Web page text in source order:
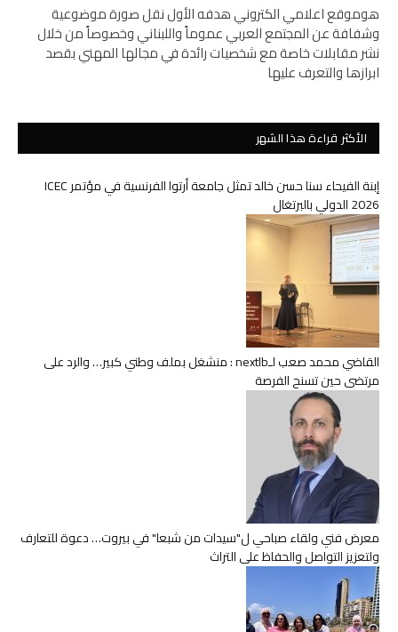
هوموقع اعلامي الكتروني هدفه الأول نقل صورة موضوعية
وشفافة عن المجتمع العربي عموماً واللبناني وخصوصاً من خلال
نشر مقابلات خاصة مع شخصيات رائدة في مجالها المهني بقصد
ابرازها والتعرف عليها
الأكثر قراءة هذا الشهر
إبنة الفيحاء سنا حسن خالد تمثل جامعة أرتوا الفرنسية في مؤتمر ICEC
2026 الدولي بالبرتغال
القاضي محمد صعب لـnextlb : منشغل بملف وطني كبير… والرد على
مرتضى حين تسنح الفرصة
معرض فني ولقاء صباحي ل"سيدات من شبعا" في بيروت… دعوة للتعارف
ولتعزيز التواصل والحفاظ على التراث